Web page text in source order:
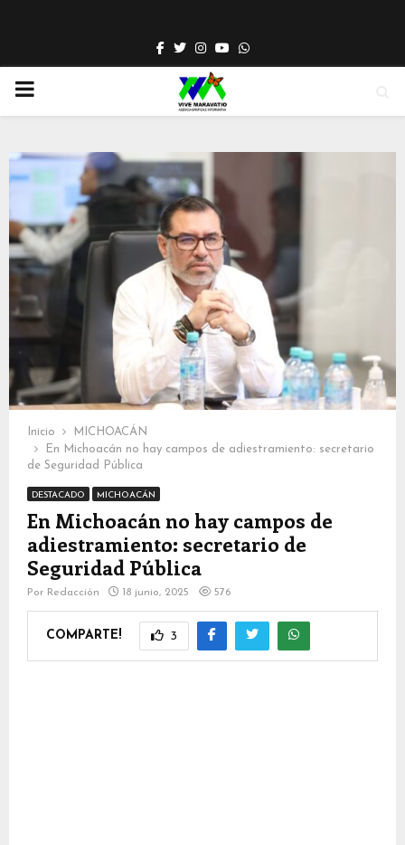
Facebook
TwitterInstagram
YoutubeWhatsapp
PRIMARY
Inicio
MICHOACÁN
En Michoacán no hay campos de adiestramiento: secretario
de Seguridad Pública
DESTACADO MICHOACÁN
En Michoacán no hay campos de
adiestramiento: secretario de
Seguridad Pública
Por Redacción 18 junio, 2025 576
COMPARTE! 3